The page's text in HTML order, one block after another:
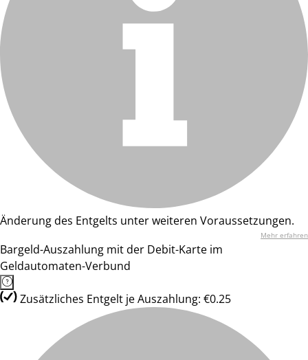
Änderung des Entgelts unter weiteren Voraussetzungen.
Mehr erfahren
Bargeld-Auszahlung mit der Debit-Karte im
Geldautomaten-Verbund
Zusätzliches Entgelt je Auszahlung: €0.25